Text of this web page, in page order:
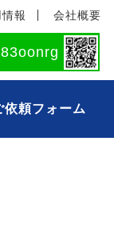
報 会社概要
依頼フォーム